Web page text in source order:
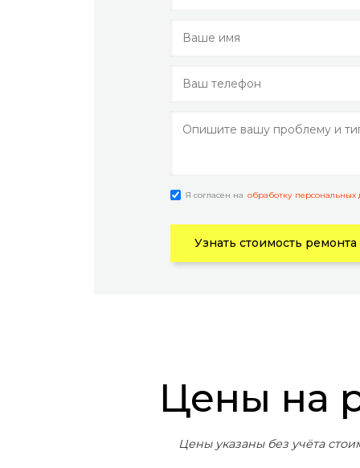
Я согласен на обработку персональных
Узнать стоимость ремонта
Цены на
Цены указаны без учёта